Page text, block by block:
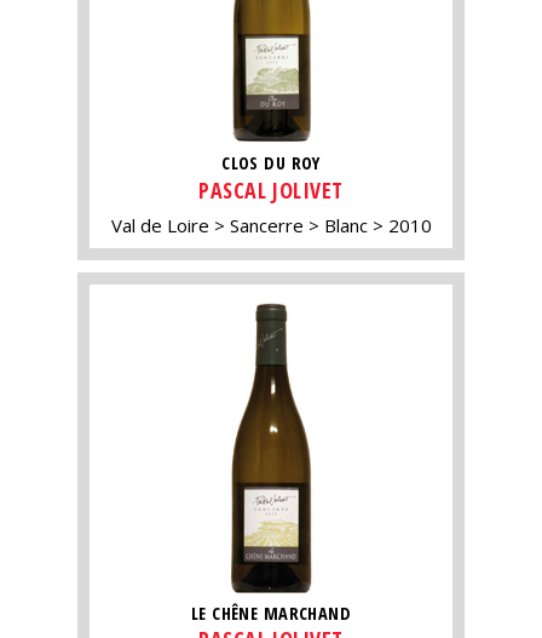
CLOS DU ROY
PASCAL JOLIVET
Val de Loire Sancerre Blanc 2010
LE CHÊNE MARCHAND